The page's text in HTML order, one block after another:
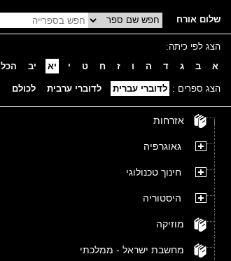
שלום אורח
הצג לפי כיתה:
א
ב ג ד ה ו ז ח ט י יא יב הכל
הצג ספרים : לדוברי עברית לדוברי ערבית לכולם
אזרחות
גאוגרפיה
חינוך טכנולוגי
היסטוריה
מוזיקה
מחשבת ישראל - ממלכתי